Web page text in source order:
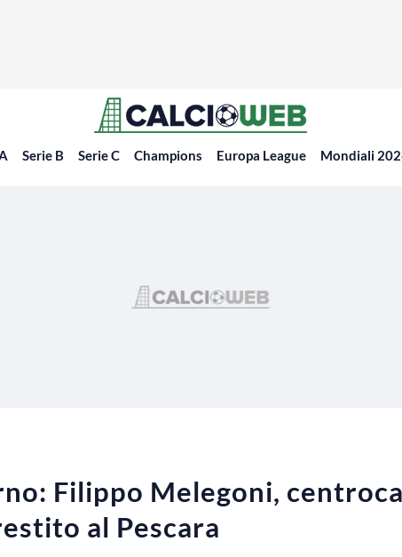
Serie B Serie C Champions Europa League Mondiali
Filippo Melegoni,
al Pescara